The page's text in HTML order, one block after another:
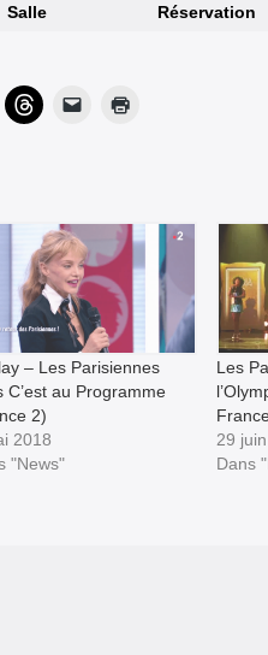
Salle Réservation
– Les Parisiennes
C’est au Programme
2)
2018
"News"
Les
29
Dans